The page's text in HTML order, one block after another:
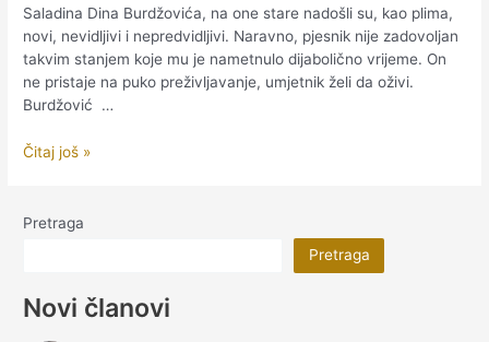
Saladina Dina Burdžovića, na one stare nadošli su, kao plima,
novi, nevidljivi i nepredvidljivi. Naravno, pjesnik nije zadovoljan
takvim stanjem koje mu je nametnulo dijabolično vrijeme. On
ne pristaje na puko preživljavanje, umjetnik želi da oživi.
Burdžović …
EGZIL,
Čitaj još »
Pretraga
Pretraga
Novi članovi